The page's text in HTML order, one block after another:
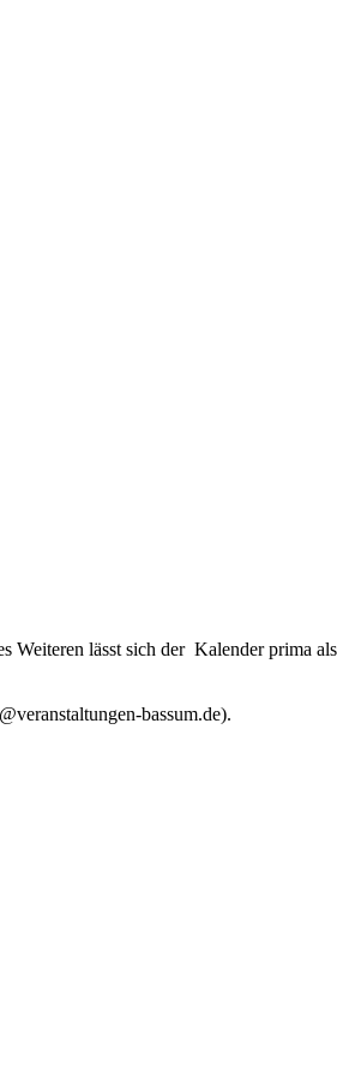
Weiteren lässt sich der Kalender prima als
bassum.de).